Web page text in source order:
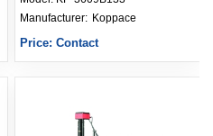
Manufacturer: Koppace
Price: Contact